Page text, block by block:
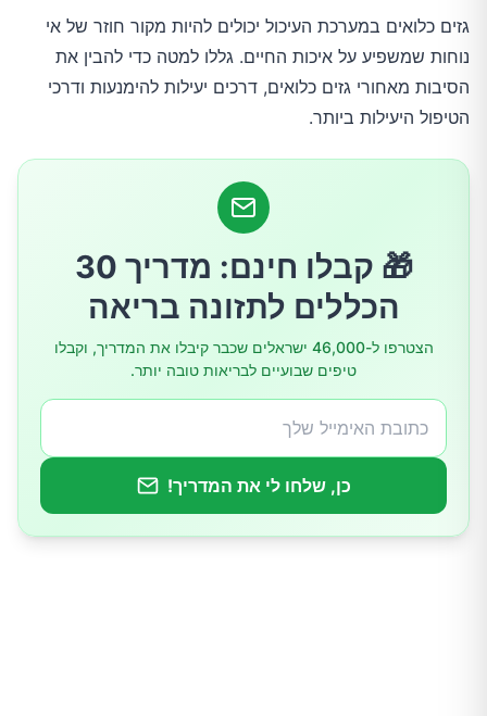
מה גורם לגזים כלואים?
כיצד להימנע מגזים כלואים
גזים כלואים במערכת העיכול יכולים להיות מקור חוזר של אי
נוחות שמשפיע על איכות החיים. גללו למטה כדי להבין את
הסיבות מאחורי גזים כלואים, דרכים יעילות להימנעות ודרכי
הטיפול היעילות ביותר.
🎁 קבלו חינם: מדריך 30
הכללים לתזונה בריאה
הצטרפו ל-46,000 ישראלים שכבר קיבלו את המדריך, וקבלו
טיפים שבועיים לבריאות טובה יותר.
כן, שלחו לי את המדריך!